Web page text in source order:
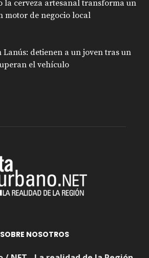
la cerveza artesanal transforma un
motor de negocio local
Lanús: detienen a un joven tras un
el vehículo
SOBRE NOSOTROS